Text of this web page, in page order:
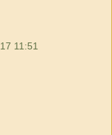
11:51